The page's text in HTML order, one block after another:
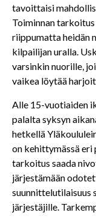
tavoittaisi
Toiminnan
riippumatta heidän
kilpailijan uralla.
varsinkin nuorille,
vaikea löytää
Alle 15-vuotiaiden
palalta syksyn
hetkellä
on kehittymässä eri
tarkoitus saada
järjestämään
suunnittelutilaisuus
järjestäjille.